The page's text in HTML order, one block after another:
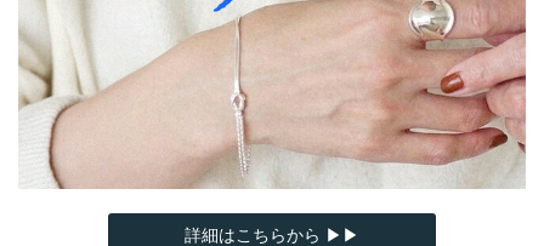
詳細はこちらから ▶▶